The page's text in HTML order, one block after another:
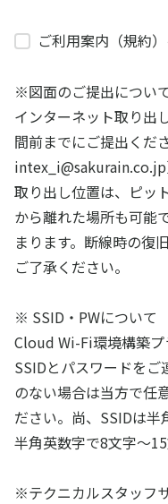
ご利用案内（規約
※図面のご提出につい
インターネット取り出
間前までにご提出くだ
intex_i@sakurain.co.jp
取り出し位置は、ピッ
から離れた場所も可能
まります。断線時の復
ご了承ください。
※ SSID・PWについて
Cloud Wi-Fi環境構築
SSIDとパスワードを
のない場合は当方で任
ださい。尚、SSIDは
半角英数字で8文字～
※テクニカルスタッフ